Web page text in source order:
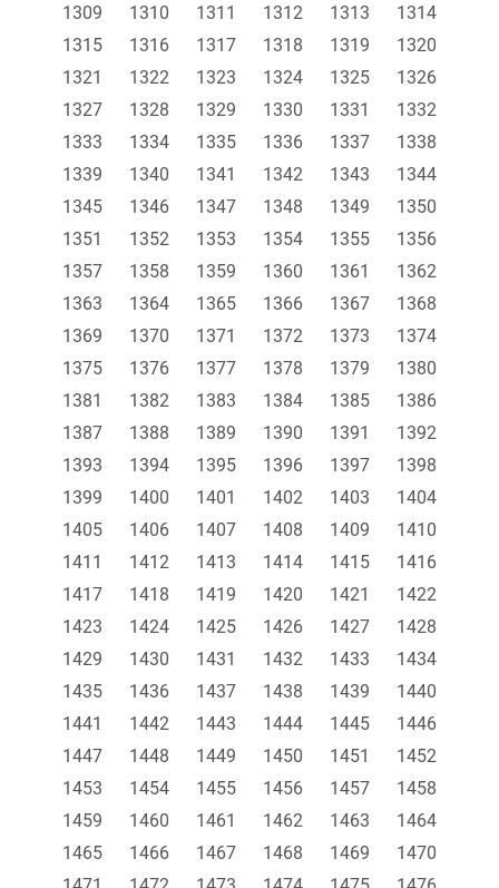
1309
1310 1311 1312 1313
1314
1315
1316 1317 1318 1319
1320
1321
1322 1323 1324 1325
1326
1327
1328 1329 1330 1331
1332
1333
1334 1335 1336 1337
1338
1339
1340 1341 1342 1343
1344
1345
1346 1347 1348 1349
1350
1351
1352 1353 1354 1355
1356
1357
1358 1359 1360 1361
1362
1363
1364 1365 1366 1367
1368
1369
1370 1371 1372 1373
1374
1375
1376 1377 1378 1379
1380
1381
1382 1383 1384 1385
1386
1387
1388 1389 1390 1391
1392
1393
1394 1395 1396 1397
1398
1399
1400 1401 1402 1403
1404
1405
1406 1407 1408 1409
1410
1411
1412 1413 1414 1415
1416
1417
1418 1419 1420 1421
1422
1423
1424 1425 1426 1427
1428
1429
1430 1431 1432 1433
1434
1435
1436 1437 1438 1439
1440
1441
1442 1443 1444 1445
1446
1447
1448 1449 1450 1451
1452
1453
1454 1455 1456 1457
1458
1459
1460 1461 1462 1463
1464
1465
1466 1467 1468 1469
1470